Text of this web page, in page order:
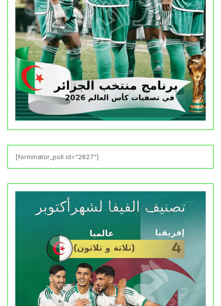
[forminator_poll id="2827"]